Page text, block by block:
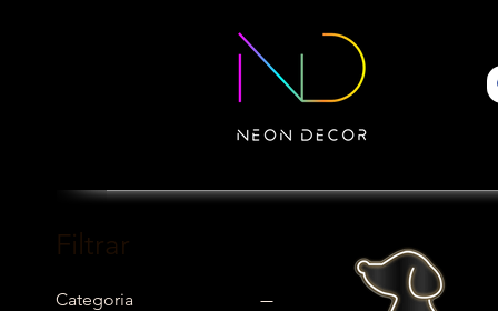
Filtrar
Categoria